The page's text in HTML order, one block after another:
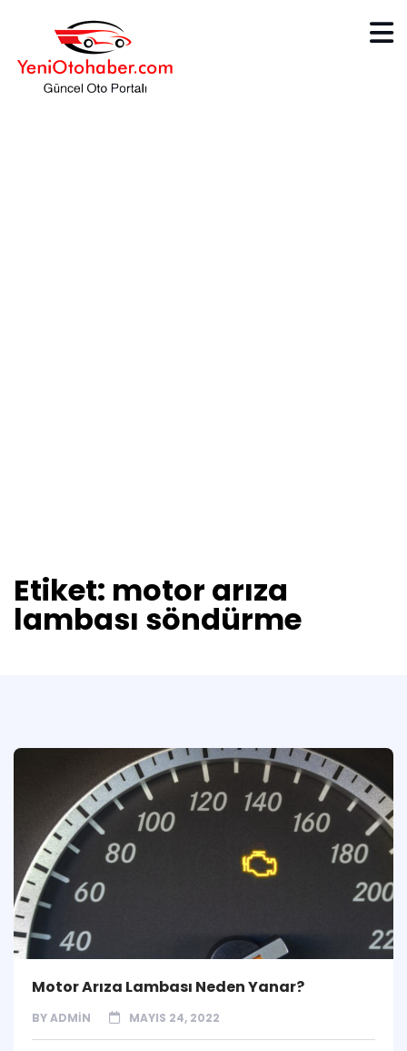
Etiket: motor arıza
lambası söndürme
Motor Arıza Lambası Neden Yanar?
BYADMIN MAYIS 24, 2022